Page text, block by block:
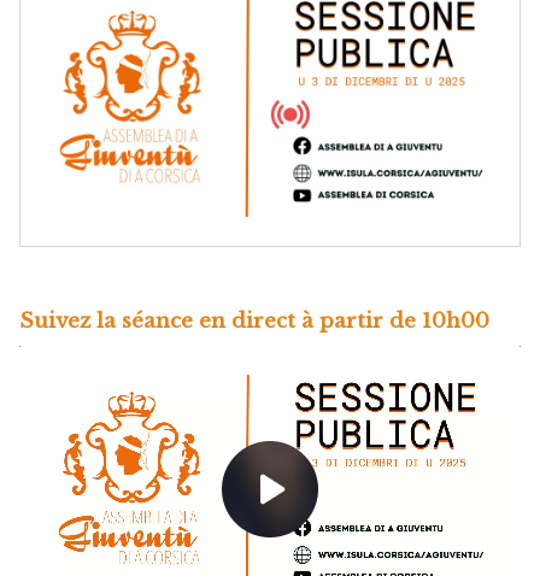
Suivez la séance en direct à partir de 10h00